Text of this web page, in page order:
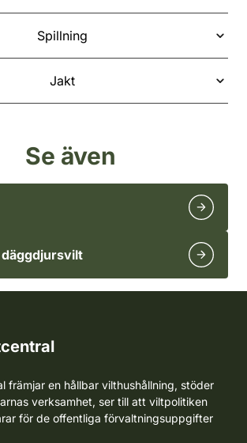
Spillning
Jakt
Se även
främjar en hållbar vilthushållning, stöder
verksamhet, ser till att viltpolitiken
för de offentliga förvaltningsuppgifter